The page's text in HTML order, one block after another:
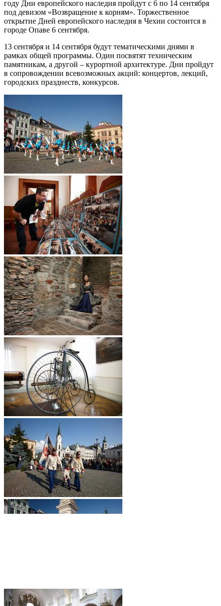
году Дни европейского наследия пройдут с 6 по 14 сентября
под девизом «Возвращение к корням». Торжественное
открытие Дней европейского наследия в Чехии состоится в
городе Опаве 6 сентября.
13 сентября и 14 сентября будут тематическими днями в
рамках общей программы. Один посвятят техническим
памятникам, а другой – курортной архитектуре. Дни пройдут
в сопровождении всевозможных акций: концертов, лекций,
городских празднеств, конкурсов.